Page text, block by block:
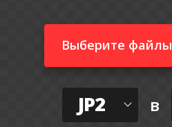
Выберите файлы
JP2 в